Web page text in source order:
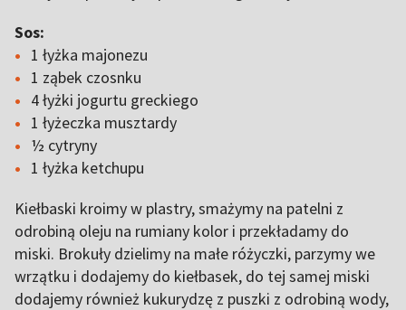
Sos:
1 łyżka majonezu
1 ząbek czosnku
4 łyżki jogurtu greckiego
1 łyżeczka musztardy
½ cytryny
1 łyżka ketchupu
Kiełbaski kroimy w plastry, smażymy na patelni z
odrobiną oleju na rumiany kolor i przekładamy do
miski. Brokuły dzielimy na małe różyczki, parzymy we
wrzątku i dodajemy do kiełbasek, do tej samej miski
dodajemy również kukurydzę z puszki z odrobiną wody,